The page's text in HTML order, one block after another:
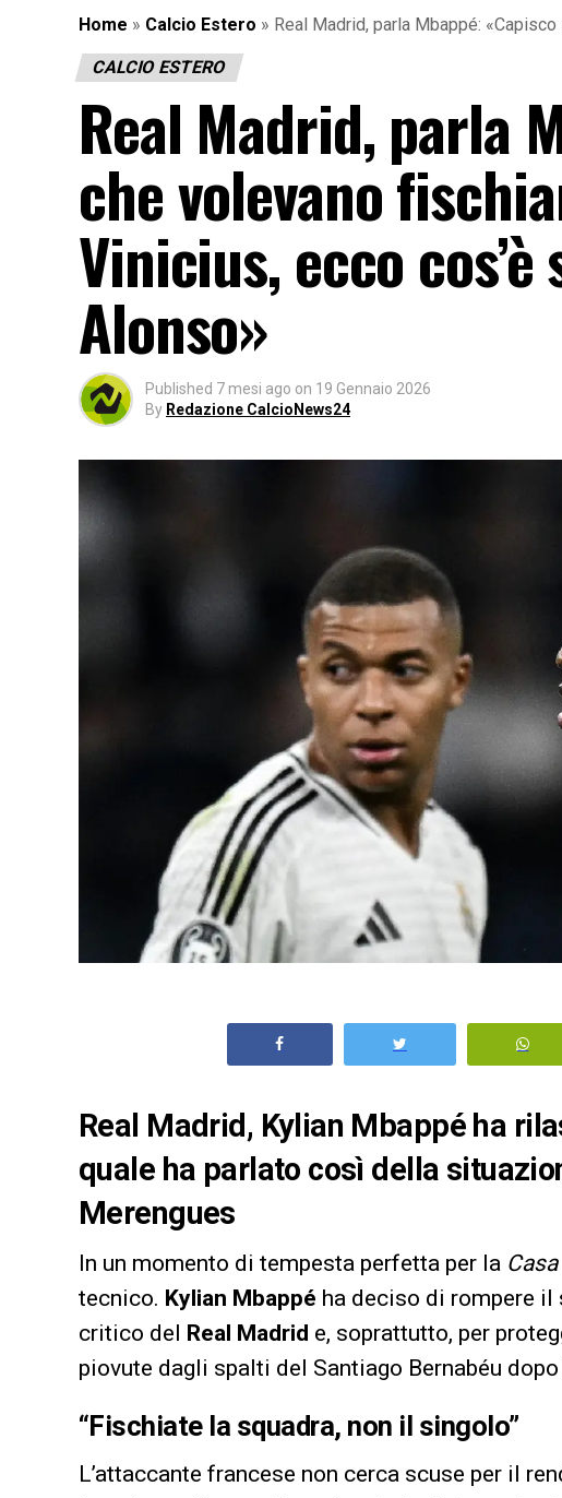
Home » Calcio Estero » Real Madrid, parla Mbappé:
CALCIO ESTERO
Real Madrid, parla
che volevano
Vinicius, ecco
Alonso»
Published 7 mesi ago on 19 Gennaio 2026
By Redazione CalcioNews24
Real Madrid, Kylian Mbappé ha
quale ha parlato così della
Merengues
In un momento di tempesta perfetta per la
tecnico. Kylian Mbappé ha deciso di rompere
critico del Real Madrid e, soprattutto, per
piovute dagli spalti del Santiago Bernabéu
“Fischiate la squadra, non il singolo”
L’attaccante francese non cerca scuse per il